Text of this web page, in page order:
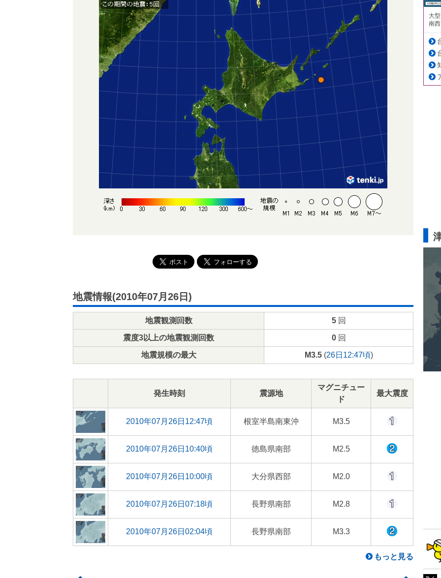
地震情報(2010年07月26日)
地震観測回数 5回
震度3以上の地震観測回数 0回
地震規模の最大 M3.5(26日12:47頃)
発生時刻 震源地
マグニチュー
ド
最大震度
2010年07月26日12:47頃 根室半島南東沖 M3.5
2010年07月26日10:40頃 徳島県南部 M2.5
2010年07月26日10:00頃 大分県西部 M2.0
2010年07月26日07:18頃 長野県南部 M2.8
2010年07月26日02:04頃 長野県南部 M3.3
もっと見る
大
南